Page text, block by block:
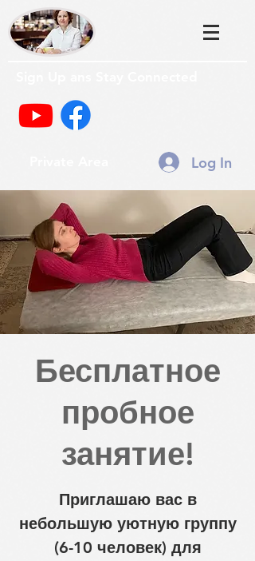
Log In
Бесплатное
пробное
занятие!
Приглашаю вас в
небольшую уютную группу
(6-10 человек) для